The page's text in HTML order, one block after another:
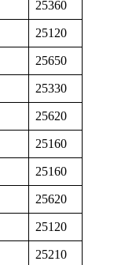
25360
25120
25650
25330
25620
25160
25160
25620
25120
25210